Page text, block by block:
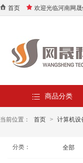
首页 欢迎光临河南网晟
商品分类
当前位置： 首页 > 计算机设
分类： 全部